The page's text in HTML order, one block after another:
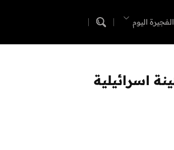
الفجيرة اليوم